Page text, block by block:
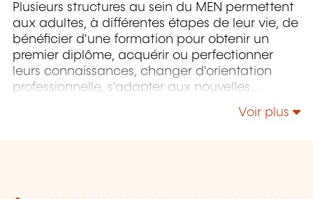
Plusieurs structures au sein du MEN permettent
aux adultes, à différentes étapes de leur vie, de
bénéficier d'une formation pour obtenir un
premier diplôme, acquérir ou perfectionner
leurs connaissances, changer d'orientation
professionnelle, s'adapter aux nouvelles
technologies, enrichir leur culture personnelle...
Voir plus